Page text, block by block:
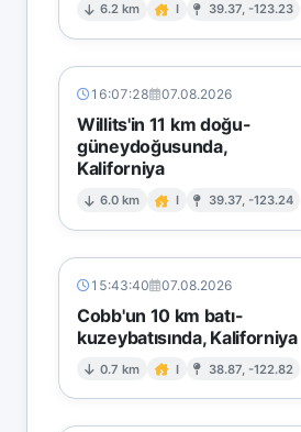
6.2 km I 39.37, -123.23
16:07:28 07.08.2026
Willits'in 11 km doğu-
güneydoğusunda,
Kaliforniya
6.0 km I 39.37, -123.24
15:43:40 07.08.2026
Cobb'un 10 km batı-
kuzeybatısında, Kaliforniya
0.7 km I 38.87, -122.82